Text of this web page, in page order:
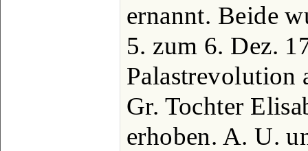
ernannt. Beide
5. zum 6. Dez.
Palastrevolution
Gr. Tochter
erhoben. A. U.